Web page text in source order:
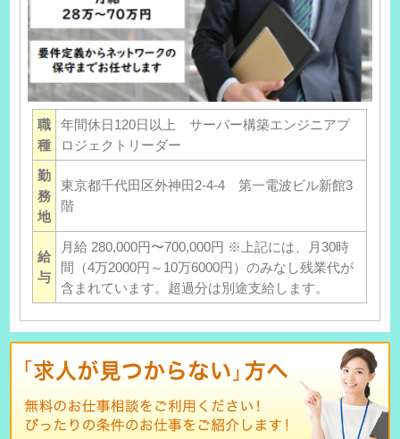
職
種
年間休日120日以上 サーバー構築エンジニアプ
ロジェクトリーダー
勤
務
地
東京都千代田区外神田2-4-4 第一電波ビル新館3
階
給
与
月給 280,000円〜700,000円 ※上記には、月30時
間（4万2000円～10万6000円）のみなし残業代が
含まれています。超過分は別途支給します。